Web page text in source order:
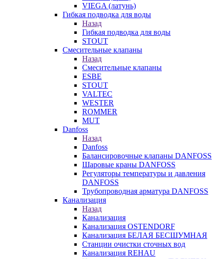
VIEGA (латунь)
Гибкая подводка для воды
Назад
Гибкая подводка для воды
STOUT
Смесительные клапаны
Назад
Смесительные клапаны
ESBE
STOUT
VALTEC
WESTER
ROMMER
MUT
Danfoss
Назад
Danfoss
Балансировочные клапаны DANFOSS
Шаровые краны DANFOSS
Регуляторы температуры и давления
DANFOSS
Трубопроводная арматура DANFOSS
Канализация
Назад
Канализация
Канализация OSTENDORF
Канализация БЕЛАЯ БЕСШУМНАЯ
Станции очистки сточных вод
Канализация REHAU